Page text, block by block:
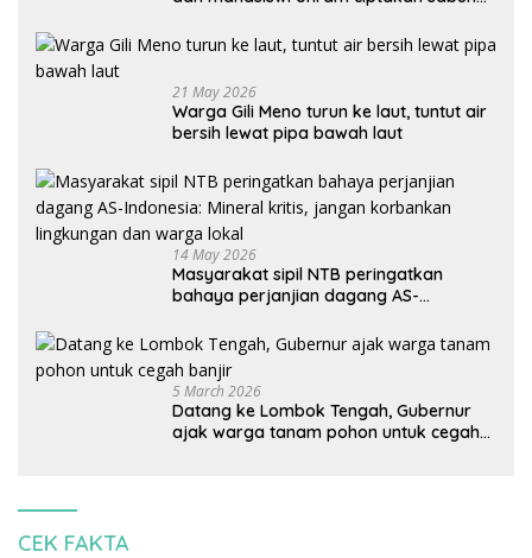
21 May 2026
Warga Gili Meno turun ke laut, tuntut air
bersih lewat pipa bawah laut
14 May 2026
Masyarakat sipil NTB peringatkan
bahaya perjanjian dagang AS-
korbankan lingkungan dan warga lokal
5 March 2026
Datang ke Lombok Tengah, Gubernur
ajak warga tanam pohon untuk cegah
CEK FAKTA